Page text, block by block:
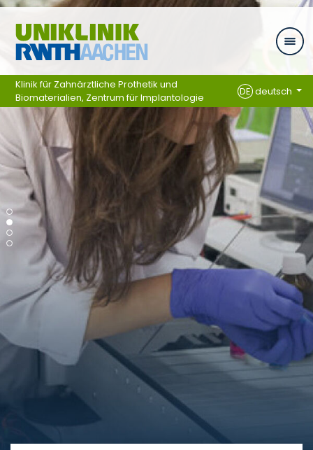
Ga naar navigatie
Klinik für Zahnärztliche Prothetik und
Biomaterialien, Zentrum für Implantologie
DEdeutsch